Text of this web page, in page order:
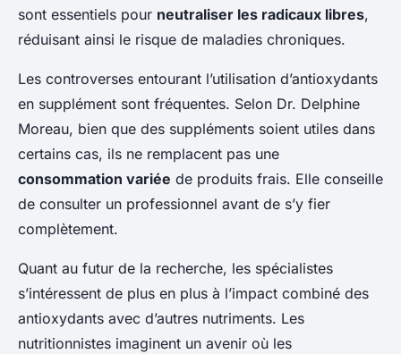
sont essentiels pour neutraliser les radicaux libres,
réduisant ainsi le risque de maladies chroniques.
Les controverses entourant l’utilisation d’antioxydants
en supplément sont fréquentes. Selon Dr. Delphine
Moreau, bien que des suppléments soient utiles dans
certains cas, ils ne remplacent pas une
consommation variée de produits frais. Elle conseille
de consulter un professionnel avant de s’y fier
complètement.
Quant au futur de la recherche, les spécialistes
s’intéressent de plus en plus à l’impact combiné des
antioxydants avec d’autres nutriments. Les
nutritionnistes imaginent un avenir où les